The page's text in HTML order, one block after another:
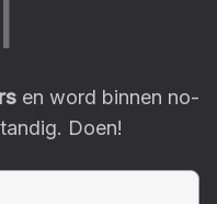
en word binnen no-
Doen!